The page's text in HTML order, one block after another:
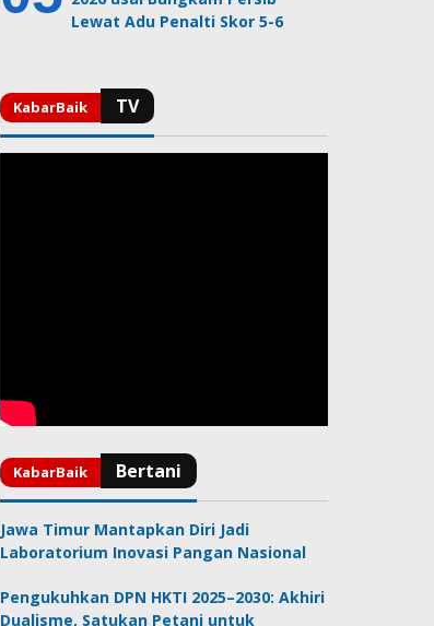
Lewat Adu Penalti Skor 5-6
Jawa Timur Mantapkan Diri Jadi
Laboratorium Inovasi Pangan Nasional
Pengukuhkan DPN HKTI 2025–2030: Akhiri
Dualisme, Satukan Petani untuk